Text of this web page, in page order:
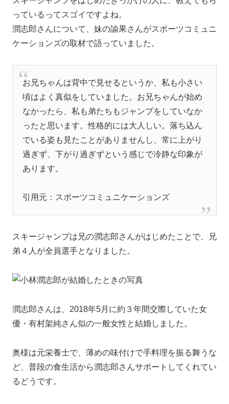
っているってスゴイですよね。
潤志郎さんについて、妹の諭果さんがスポーツコミュニ
ケーションズの取材で語っていました。
お兄ちゃんは背中で見せるというか、私も小さい
頃はよく真似をしていました。お兄ちゃんが始め
なかったら、私も弟たちもジャンプをしていなか
ったと思います。性格的には大人しい。落ち込ん
でいる姿も見たことがありませんし、常に上がり
過ぎず、下がり過ぎずという感じで冷静な印象が
あります。
引用元：スポーツコミュニケーションズ
スキージャンプは兄の潤志郎さんがはじめたことで、兄
弟４人が全員選手となりました。
潤志郎さんは、2018年5月に約３年間交際していた女
優・有村架純さん似の一般女性と結婚しました。
奥様は元栄養士で、薄めの味付けで手料理を振る舞うな
ど、普段の食生活から潤志郎さんサポートしてくれてい
るどうです。